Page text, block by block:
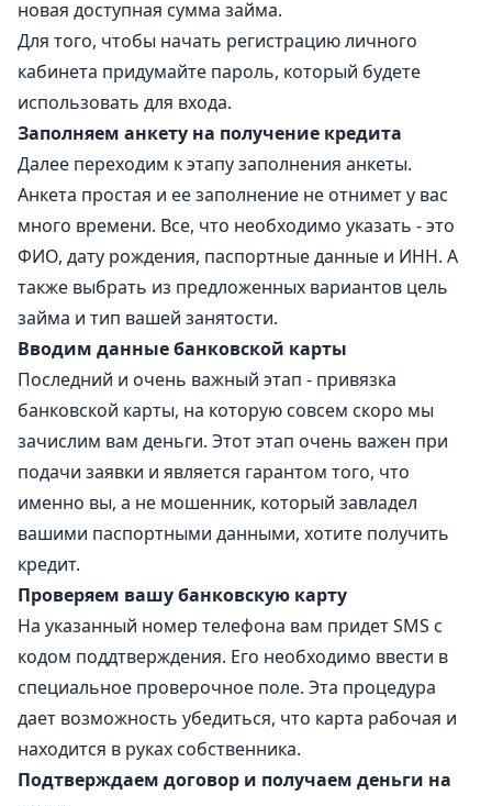
новая доступная сумма займа.
Для того, чтобы начать регистрацию личного
кабинета придумайте пароль, который будете
использовать для входа.
Заполняем анкету на получение кредита
Далее переходим к этапу заполнения анкеты.
Анкета простая и ее заполнение не отнимет у вас
много времени. Все, что необходимо указать - это
ФИО, дату рождения, паспортные данные и ИНН. А
также выбрать из предложенных вариантов цель
займа и тип вашей занятости.
Вводим данные банковской карты
Последний и очень важный этап - привязка
банковской карты, на которую совсем скоро мы
зачислим вам деньги. Этот этап очень важен при
подачи заявки и является гарантом того, что
именно вы, а не мошенник, который завладел
вашими паспортными данными, хотите получить
кредит.
Проверяем вашу банковскую карту
На указанный номер телефона вам придет SMS с
кодом поддтверждения. Его необходимо ввести в
специальное проверочное поле. Эта процедура
дает возможность убедиться, что карта рабочая и
находится в руках собственника.
Подтверждаем договор и получаем деньги на